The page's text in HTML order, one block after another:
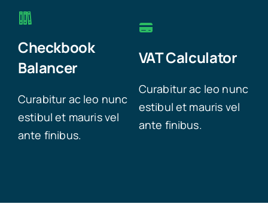
Checkbook
Balancer
Curabitur ac leo nunc
estibul et mauris vel
ante finibus.
VAT Calculator
Curabitur ac leo nunc
estibul et mauris vel
ante finibus.